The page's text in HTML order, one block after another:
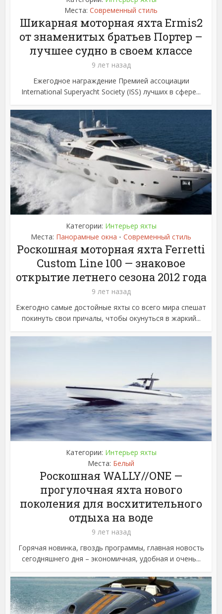
Места: Современный стиль
Шикарная моторная яхта Ermis2
от знаменитых братьев Портер –
лучшее судно в своем классе
9 лет назад
Ежегодное награждение Премией ассоциации
International Superyacht Society (ISS) лучших в сфере...
Категории: Интерьер яхты
Места: Панорамные окна • Современный стиль
Роскошная моторная яхта Ferretti
Custom Line 100 — знаковое
открытие летнего сезона 2012 года
9 лет назад
Ежегодно самые достойные яхты со всего мира спешат
покинуть свои причалы, чтобы окунуться в жаркий...
Категории: Интерьер яхты
Места: Белый
Роскошная WALLY//ONE —
прогулочная яхта нового
поколения для восхитительного
отдыха на воде
9 лет назад
Горячая новинка, гвоздь программы, главная новость
сегодняшнего дня – экономичная, удобная и очень...